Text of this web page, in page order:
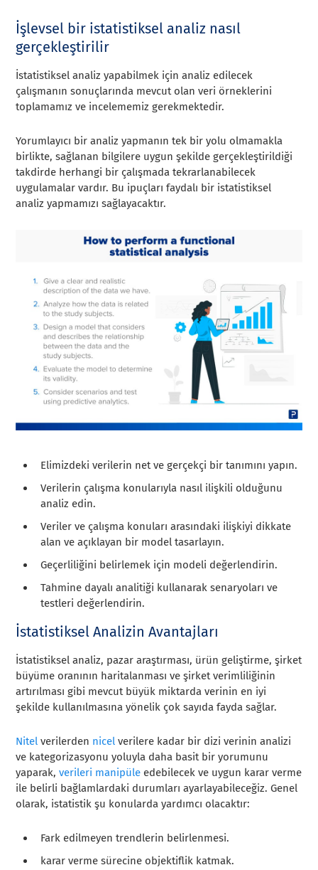
İşlevsel bir istatistiksel analiz nasıl
gerçekleştirilir
İstatistiksel analiz yapabilmek için analiz edilecek
çalışmanın sonuçlarında mevcut olan veri örneklerini
toplamamız ve incelememiz gerekmektedir.
Yorumlayıcı bir analiz yapmanın tek bir yolu olmamakla
birlikte, sağlanan bilgilere uygun şekilde gerçekleştirildiği
takdirde herhangi bir çalışmada tekrarlanabilecek
uygulamalar vardır. Bu ipuçları faydalı bir istatistiksel
analiz yapmamızı sağlayacaktır.
Elimizdeki verilerin net ve gerçekçi bir tanımını yapın.
Verilerin çalışma konularıyla nasıl ilişkili olduğunu
analiz edin.
Veriler ve çalışma konuları arasındaki ilişkiyi dikkate
alan ve açıklayan bir model tasarlayın.
Geçerliliğini belirlemek için modeli değerlendirin.
Tahmine dayalı analitiği kullanarak senaryoları ve
testleri değerlendirin.
İstatistiksel Analizin Avantajları
İstatistiksel analiz, pazar araştırması, ürün geliştirme, şirket
büyüme oranının haritalanması ve şirket verimliliğinin
artırılması gibi mevcut büyük miktarda verinin en iyi
şekilde kullanılmasına yönelik çok sayıda fayda sağlar.
Nitel verilerden nicel verilere kadar bir dizi verinin analizi
ve kategorizasyonu yoluyla daha basit bir yorumunu
yaparak,verileri manipüle edebilecek ve uygun karar verme
ile belirli bağlamlardaki durumları ayarlayabileceğiz.Genel
olarak, istatistik şu konularda yardımcı olacaktır:
Fark edilmeyen trendlerin belirlenmesi.
karar verme sürecine objektiflik katmak.